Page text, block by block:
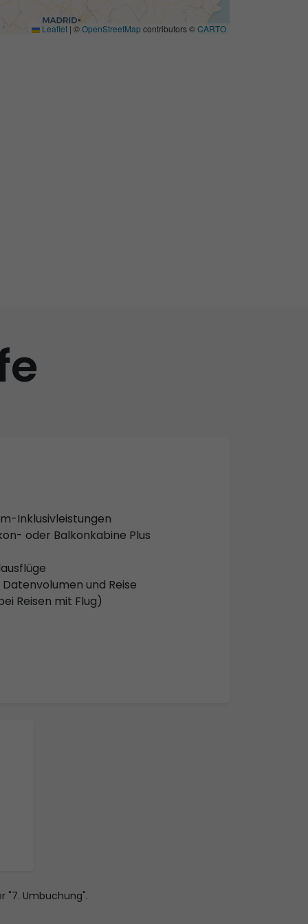
Leaflet | ©OpenStreetMap contributors ©CARTO
Inklusivleistungen
oder Balkonkabine Plus
Datenvolumen und Reise
Reisen mit Flug)
"7. Umbuchung".